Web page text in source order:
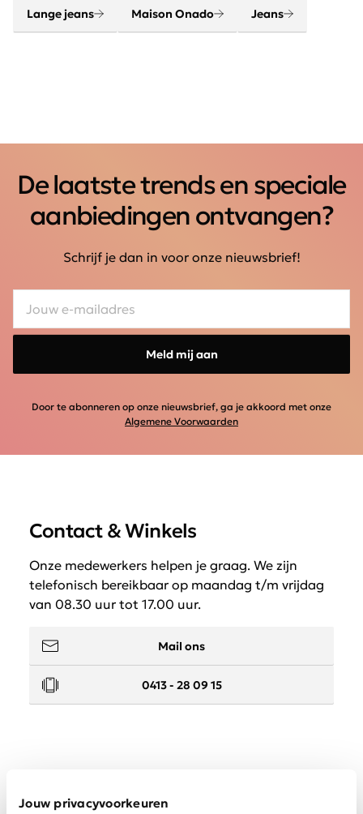
Jouw privacyvoorkeuren
Lange jeans Maison Onado Jeans
De laatste trends en speciale
aanbiedingen ontvangen?
Schrijf je dan in voor onze nieuwsbrief!
Meld mij aan
Door te abonneren op onze nieuwsbrief, ga je akkoord met onze
Algemene Voorwaarden
Contact & Winkels
Onze medewerkers helpen je graag. We zijn
telefonisch bereikbaar op maandag t/m vrijdag
van 08.30 uur tot 17.00 uur.
Mail ons
0413 - 28 09 15